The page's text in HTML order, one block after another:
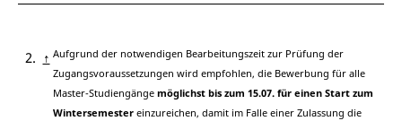
↑ Aufgrund der notwendigen Bearbeitungszeit zur Prüfung der
Zugangsvoraussetzungen wird empfohlen, die Bewerbung für alle
Master-Studiengänge möglichst bis zum 15.07. für einen Start zum
Wintersemester einzureichen, damit im Falle einer Zulassung die